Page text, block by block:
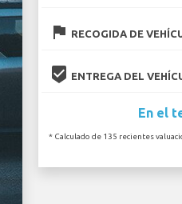
flag RECOGIDA DE
beenhere ENTREGA DEL
En el
* Calculado de 135 recientes